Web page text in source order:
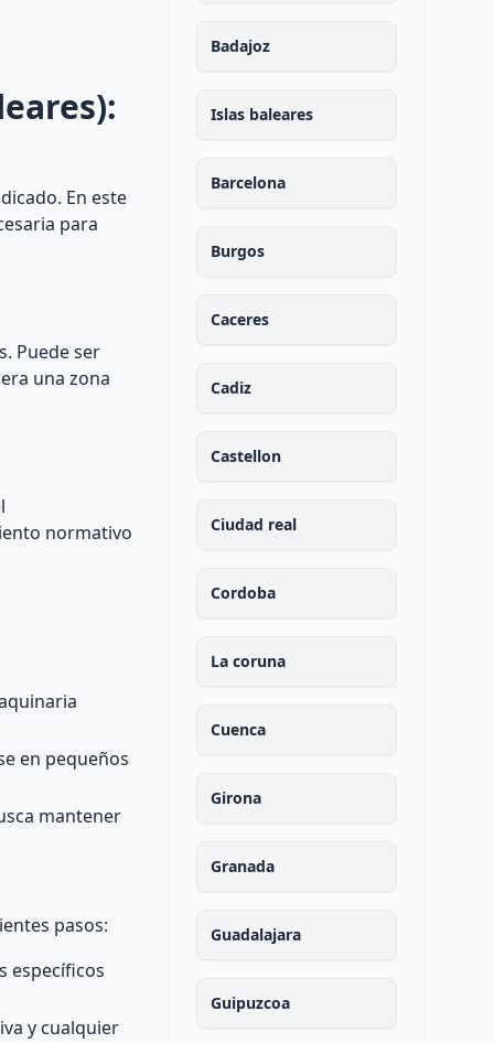
En este
para
Puede ser
una zona
normativo
en pequeños
mantener
pasos:
específicos
y cualquier
Badajoz
Islas baleares
Barcelona
Burgos
Caceres
Cadiz
Castellon
Ciudad real
Cordoba
La coruna
Cuenca
Girona
Granada
Guadalajara
Guipuzcoa